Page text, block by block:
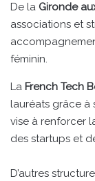
De la Gironde
associations et
féminin.
La French Tech
lauréats grâce à
vise à renforcer
des startups et
D’autres